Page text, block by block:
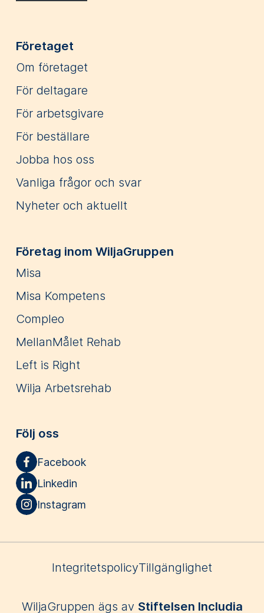
Företaget
Om företaget
För deltagare
För arbetsgivare
För beställare
Jobba hos oss
Vanliga frågor och svar
Nyheter och aktuellt
Företag inom WiljaGruppen
Misa
Misa Kompetens
Compleo
MellanMålet Rehab
Left is Right
Wilja Arbetsrehab
Följ oss
Facebook
Linkedin
Instagram
IntegritetspolicyTillgänglighet
WiljaGruppen ägs av Stiftelsen Includia